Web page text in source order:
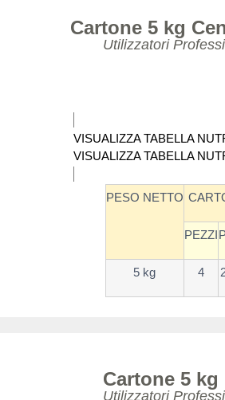
Cartone 5 kg
Utilizzatori
PESO NETTO
PEZZI
5 kg 4
VISUALIZZA TABELLA
VISUALIZZA TABELLA
Cartone 5 kg
Utilizzatori